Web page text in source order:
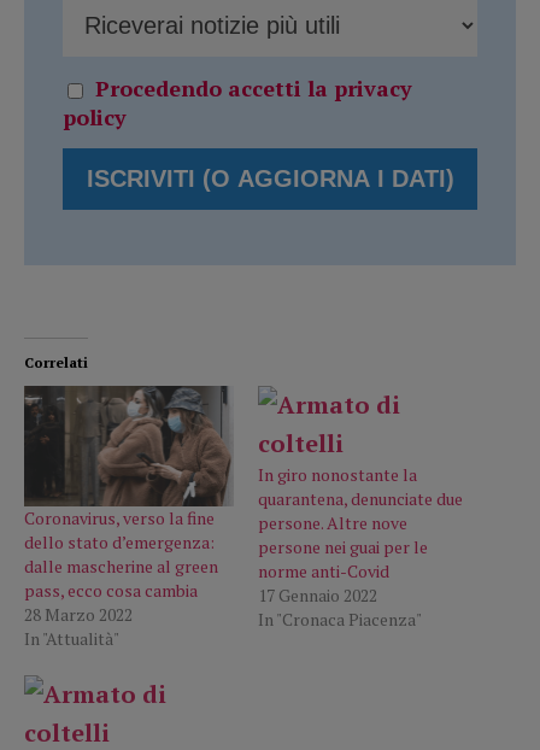
Procedendo accetti la privacy
policy
Correlati
Coronavirus, verso la fine
dello stato d’emergenza:
dalle mascherine al green
pass, ecco cosa cambia
28 Marzo 2022
In "Attualità"
In giro nonostante la
quarantena, denunciate due
persone. Altre nove
persone nei guai per le
norme anti-Covid
17 Gennaio 2022
In "Cronaca Piacenza"